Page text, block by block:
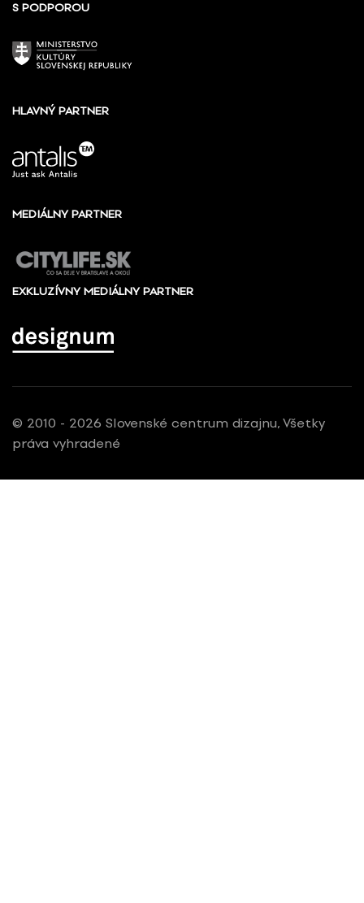
S PODPOROU
HLAVNÝ PARTNER
MEDIÁLNY PARTNER
EXKLUZÍVNY MEDIÁLNY PARTNER
© 2010 - 2026 Slovenské centrum dizajnu, Všetky
práva vyhradené